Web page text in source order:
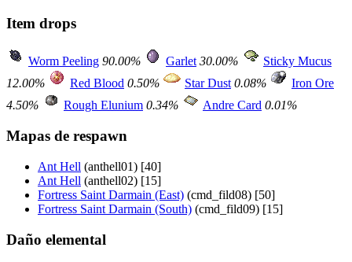
Item drops
Worm Peeling 90.00% Garlet 30.00%
Sticky Mucus
12.00%
Red Blood 0.50% Star Dust 0.08%
Iron Ore
4.50%
Rough Elunium 0.34% Andre Card 0.01%
Mapas de respawn
Ant Hell (anthell01) [40]
Ant Hell (anthell02) [15]
Fortress Saint Darmain (East) (cmd_fild08) [50]
Fortress Saint Darmain (South) (cmd_fild09) [15]
Daño elemental